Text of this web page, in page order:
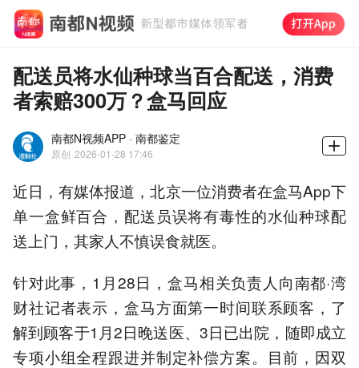
配送员将水仙种球当百合配送，消费
者索赔300万？盒马回应
南都N视频APP · 南都鉴定
原创 2026-01-28 17:46
近日，有媒体报道，北京一位消费者在盒马App下
单一盒鲜百合，配送员误将有毒性的水仙种球配
送上门，其家人不慎误食就医。
针对此事，1月28日，盒马相关负责人向南都·湾
财社记者表示，盒马方面第一时间联系顾客，了
解到顾客于1月2日晚送医、3日已出院，随即成立
专项小组全程跟进并制定补偿方案。目前，因双